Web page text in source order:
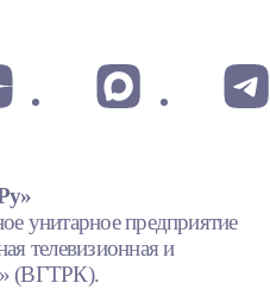
унитарное предприятие
телевизионная и
(ВГТРК).